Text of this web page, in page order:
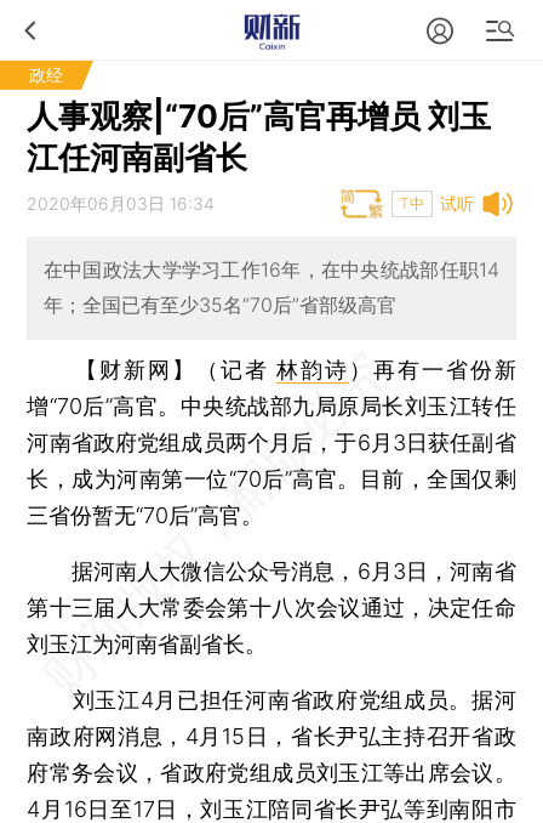
政经
人事观察|“70后”高官再增员 刘玉
江任河南副省长
试听
2020年06月03日 16:34 T中
在中国政法大学学习工作16年，在中央统战部任职14
年；全国已有至少35名“70后”省部级高官
【财新网】（记者林韵诗）再有一省份新
增“70后”高官。中央统战部九局原局长刘玉江转任
河南省政府党组成员两个月后，于6月3日获任副省
长，成为河南第一位“70后”高官。目前，全国仅剩
三省份暂无“70后”高官。
据河南人大微信公众号消息，6月3日，河南省
第十三届人大常委会第十八次会议通过，决定任命
刘玉江为河南省副省长。
刘玉江4月已担任河南省政府党组成员。据河
南政府网消息，4月15日，省长尹弘主持召开省政
府常务会议，省政府党组成员刘玉江等出席会议。
4月16日至17日，刘玉江陪同省长尹弘等到南阳市